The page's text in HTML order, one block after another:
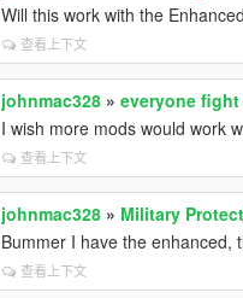
Will this work with the
查看上下文
johnmac328» everyone
I wish more mods would work
查看上下文
johnmac328» Military
Bummer I have the enhanced,
查看上下文